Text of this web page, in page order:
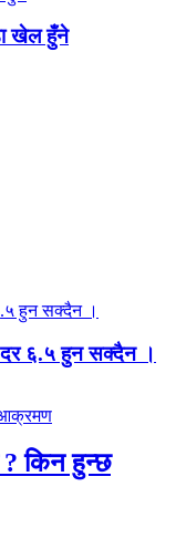
खेल हुँने
दर ६.५ हुन सक्दैन ।
? किन हुन्छ